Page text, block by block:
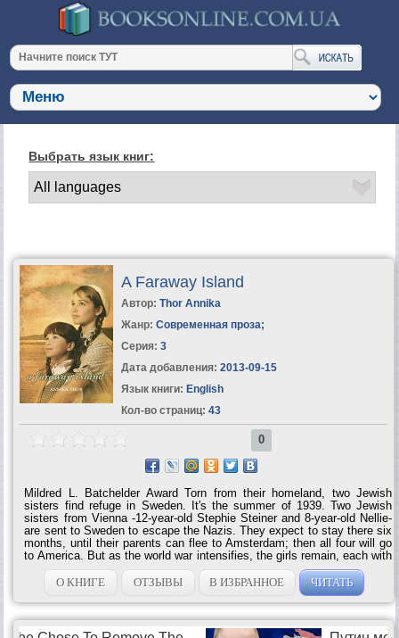
Выбрать язык книг:
A Faraway Island
Автор: Thor Annika
Жанр: Современная проза;
Серия: 3
Дата добавления: 2013-09-15
Язык книги: English
Кол-во страниц: 43
0
Mildred L. Batchelder Award Torn from their homeland, two Jewish
sisters find refuge in Sweden. It's the summer of 1939. Two Jewish
sisters from Vienna -12-year-old Stephie Steiner and 8-year-old Nellie-
are sent to Sweden to escape the Nazis. They expect to stay there six
months, until their parents can flee to Amsterdam; then all four will go
to America. But as the world war intensifies, the girls remain, each with
her own host family, on a rugged island off the western coast of
Sweden. Nellie quickly settles in to her new surroundings. She’s happy
with her foster family and soon favors the Swedish language over her
native German. Not so for Stephie, who finds it hard to adapt; she
feels stranded at the end of the world, with a foster mother who’s as
cold and unforgiving as the...
О КНИГЕ ОТЗЫВЫ В ИЗБРАННОЕ ЧИТАТЬ